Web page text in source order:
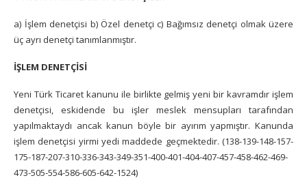
a) İşlem denetçisi b) Özel denetçi c) Bağımsız denetçi olmak üzere
üç ayrı denetçi tanımlanmıştır.
İŞLEM DENETÇİSİ
Yeni Türk Ticaret kanunu ile birlikte gelmiş yeni bir kavramdır işlem
denetçisi, eskidende bu işler meslek mensupları tarafından
yapılmaktaydı ancak kanun böyle bir ayırım yapmıştır. Kanunda
işlem denetçisi yirmi yedi maddede geçmektedir. (138-139-148-157-
175-187-207-310-336-343-349-351-400-401-404-407-457-458-462-469-
473-505-554-586-605-642-1524)